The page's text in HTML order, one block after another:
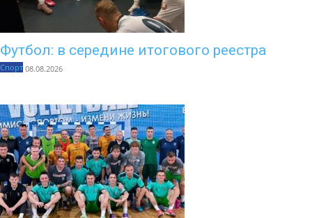
Футбол: в середине итогового реестра
Спорт 08.08.2026